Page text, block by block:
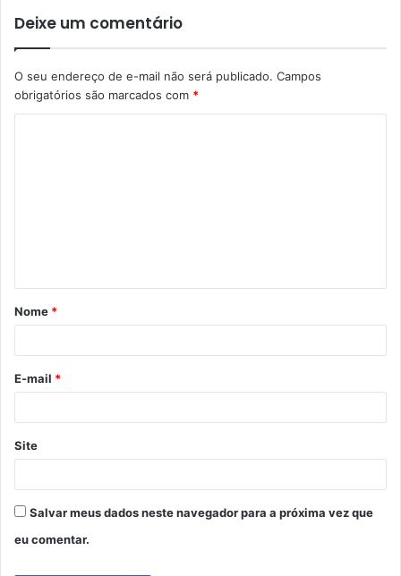
Deixe um comentário
O seu endereço de e-mail não será publicado. Campos
obrigatórios são marcados com *
á
r
*
Nome *
E-mail *
Site
Salvar meus dados neste navegador para a próxima vez que
eu comentar.